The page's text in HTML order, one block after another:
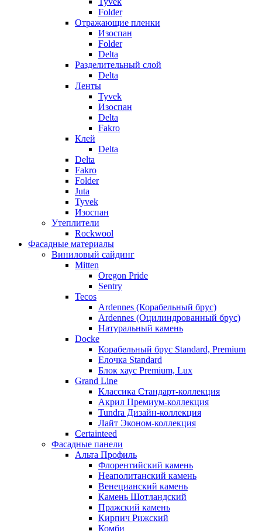
Folder
Отражающие пленки
Изоспан
Folder
Delta
Разделительный слой
Delta
Ленты
Tyvek
Изоспан
Delta
Fakro
Клей
Delta
Delta
Fakro
Folder
Juta
Tyvek
Изоспан
Утеплители
Rockwool
Фасадные материалы
Виниловый сайдинг
Mitten
Oregon Pride
Sentry
Tecos
Ardennes (Корабельный брус)
Ardennes (Оцилиндрованный брус)
Натуральный камень
Docke
Корабельный брус Standard, Premium
Елочка Standard
Блок хаус Premium, Lux
Grand Line
Классика Стандарт-коллекция
Акрил Премиум-коллекция
Tundra Дизайн-коллекция
Лайт Эконом-коллекция
Certainteed
Фасадные панели
Альта Профиль
Флорентийский камень
Неаполитанский камень
Венецианский камень
Камень Шотландский
Пражский камень
Кирпич Рижский
Комби